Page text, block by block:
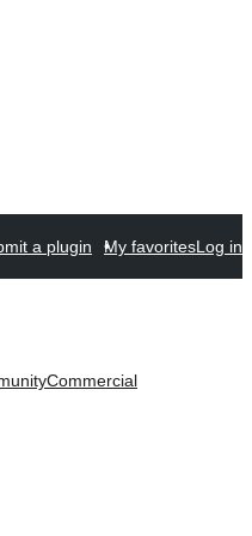
a plugin My favoritesLog in
Commercial